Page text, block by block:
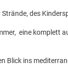
des
eine komplett
Blick ins